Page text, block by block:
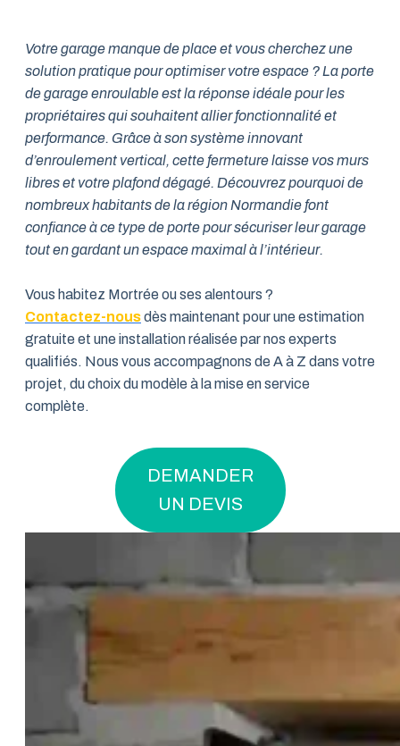
Votre garage manque de place et vous cherchez une
solution pratique pour optimiser votre espace ? La porte
de garage enroulable est la réponse idéale pour les
propriétaires qui souhaitent allier fonctionnalité et
performance. Grâce à son système innovant
d’enroulement vertical, cette fermeture laisse vos murs
libres et votre plafond dégagé. Découvrez pourquoi de
nombreux habitants de la région Normandie font
confiance à ce type de porte pour sécuriser leur garage
tout en gardant un espace maximal à l’intérieur.
Vous habitez Mortrée ou ses alentours ?
Contactez-nousdès maintenant pour une estimation
gratuite et une installation réalisée par nos experts
qualifiés. Nous vous accompagnons de A à Z dans votre
projet, du choix du modèle à la mise en service
complète.
DEMANDER
UN DEVIS